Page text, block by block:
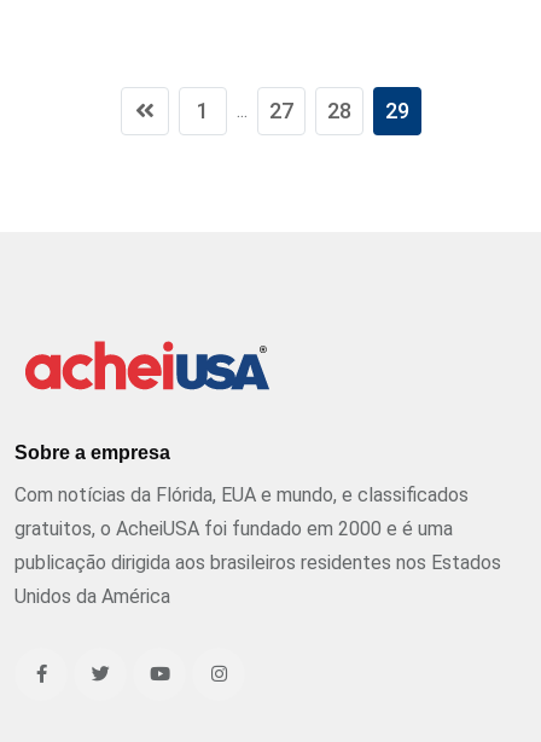
1 ... 27 28 29
Sobre a empresa
Com notícias da Flórida, EUA e mundo, e classificados
gratuitos, o AcheiUSA foi fundado em 2000 e é uma
publicação dirigida aos brasileiros residentes nos Estados
Unidos da América